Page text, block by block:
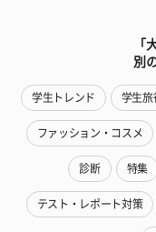
「
別
学生トレンド 学生旅
ファッション・コスメ
診断 特集
テスト・レポート対策